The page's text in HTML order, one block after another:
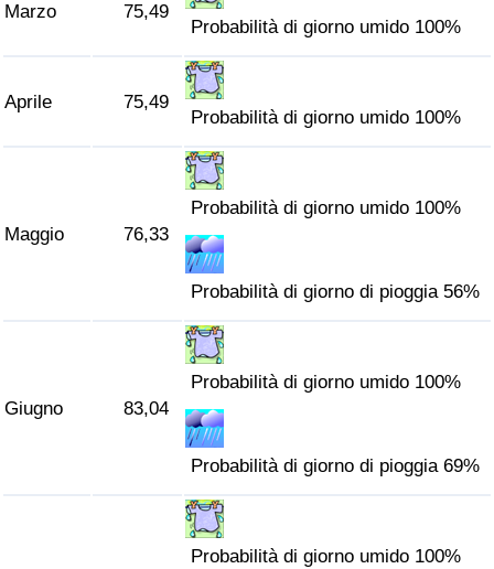
Marzo 75,49
Probabilità di giorno umido 100%
Aprile 75,49
Probabilità di giorno umido 100%
Maggio 76,33
Probabilità di giorno umido 100%
Probabilità di giorno di pioggia 56%
Giugno 83,04
Probabilità di giorno umido 100%
Probabilità di giorno di pioggia 69%
Probabilità di giorno umido 100%
Indice dell’Inquinamento per Nazione
Traffico
Indice del traffico (Corrente)
Indice del traffico per Nazione